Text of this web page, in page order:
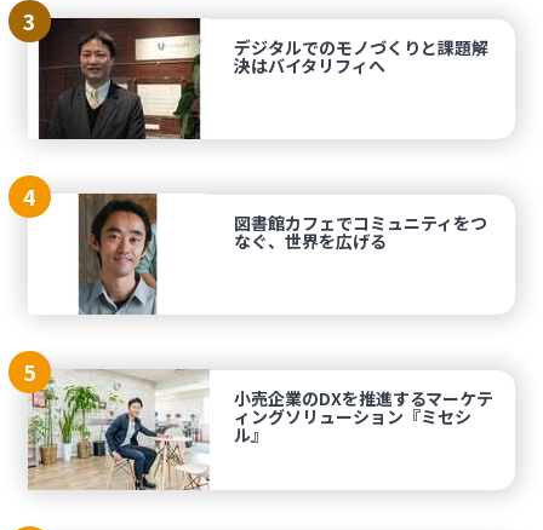
3
デジタルでのモノづくりと課題解
決はバイタリフィへ
4
図書館カフェでコミュニティをつ
なぐ、世界を広げる
5
小売企業のDXを推進するマーケテ
ィングソリューション『ミセシ
ル』